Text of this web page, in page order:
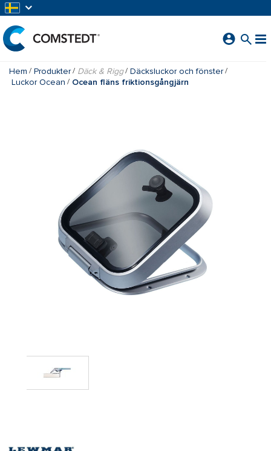
Hem Produkter Däck & Rigg
Däcksluckor och fönster
Luckor Ocean
Ocean fläns friktionsgångjärn